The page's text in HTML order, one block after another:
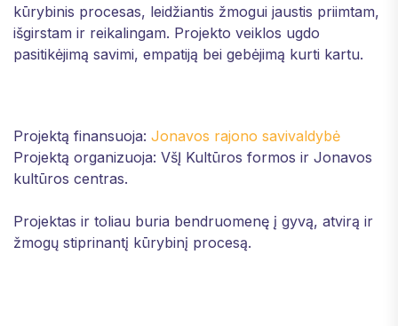
kūrybinis procesas, leidžiantis žmogui jaustis priimtam,
išgirstam ir reikalingam. Projekto veiklos ugdo
pasitikėjimą savimi, empatiją bei gebėjimą kurti kartu.
Projektą finansuoja: Jonavos rajono savivaldybė
Projektą organizuoja: VšĮ Kultūros formos ir Jonavos
kultūros centras.
Projektas ir toliau buria bendruomenę į gyvą, atvirą ir
žmogų stiprinantį kūrybinį procesą.